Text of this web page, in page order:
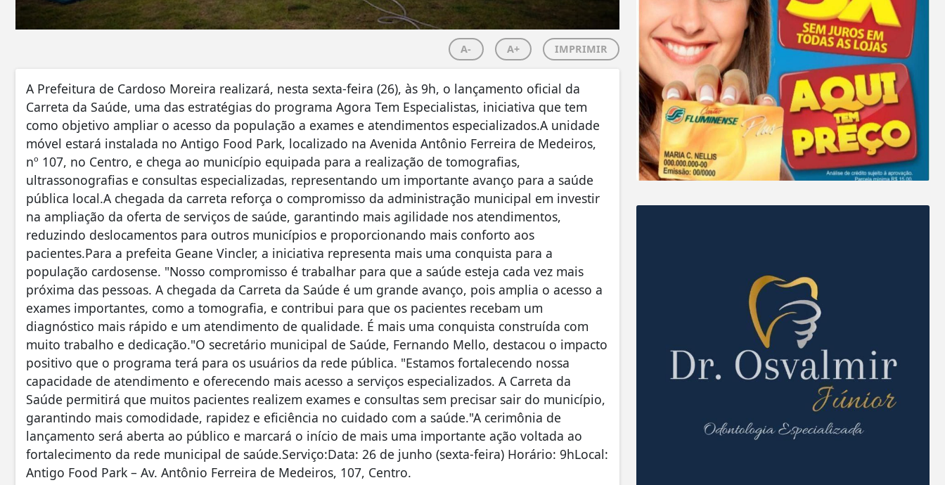
A- A+ IMPRIMIR
A Prefeitura de Cardoso Moreira realizará, nesta sexta-feira (26), às 9h, o lançamento oficial da
Carreta da Saúde, uma das estratégias do programa Agora Tem Especialistas, iniciativa que tem
como objetivo ampliar o acesso da população a exames e atendimentos especializados.A unidade
móvel estará instalada no Antigo Food Park, localizado na Avenida Antônio Ferreira de Medeiros,
nº 107, no Centro, e chega ao município equipada para a realização de tomografias,
ultrassonografias e consultas especializadas, representando um importante avanço para a saúde
pública local.A chegada da carreta reforça o compromisso da administração municipal em investir
na ampliação da oferta de serviços de saúde, garantindo mais agilidade nos atendimentos,
reduzindo deslocamentos para outros municípios e proporcionando mais conforto aos
pacientes.Para a prefeita Geane Vincler, a iniciativa representa mais uma conquista para a
população cardosense. "Nosso compromisso é trabalhar para que a saúde esteja cada vez mais
próxima das pessoas. A chegada da Carreta da Saúde é um grande avanço, pois amplia o acesso a
exames importantes, como a tomografia, e contribui para que os pacientes recebam um
diagnóstico mais rápido e um atendimento de qualidade. É mais uma conquista construída com
muito trabalho e dedicação."O secretário municipal de Saúde, Fernando Mello, destacou o impacto
positivo que o programa terá para os usuários da rede pública. "Estamos fortalecendo nossa
capacidade de atendimento e oferecendo mais acesso a serviços especializados. A Carreta da
Saúde permitirá que muitos pacientes realizem exames e consultas sem precisar sair do município,
garantindo mais comodidade, rapidez e eficiência no cuidado com a saúde."A cerimônia de
lançamento será aberta ao público e marcará o início de mais uma importante ação voltada ao
fortalecimento da rede municipal de saúde.Serviço:Data: 26 de junho (sexta-feira) Horário: 9hLocal:
Antigo Food Park – Av. Antônio Ferreira de Medeiros, 107, Centro.